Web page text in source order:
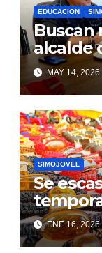
EDUCACION
Buscan
alcalde
MAY 14, 2026
SIMOJOVEL
Se
ENE 16, 2026